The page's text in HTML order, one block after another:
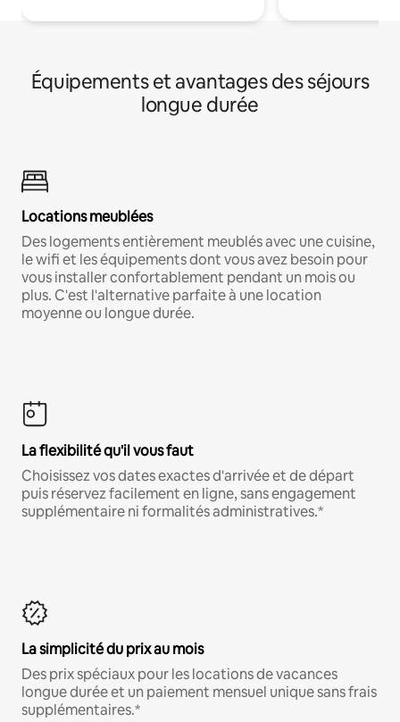
Équipements et avantages des séjours
longue durée
Locations meublées
Des logements entièrement meublés avec une cuisine,
le wifi et les équipements dont vous avez besoin pour
vous installer confortablement pendant un mois ou
plus. C'est l'alternative parfaite à une location
moyenne ou longue durée.
La flexibilité qu'il vous faut
Choisissez vos dates exactes d'arrivée et de départ
puis réservez facilement en ligne, sans engagement
supplémentaire ni formalités administratives.*
La simplicité du prix au mois
Des prix spéciaux pour les locations de vacances
longue durée et un paiement mensuel unique sans frais
supplémentaires.*